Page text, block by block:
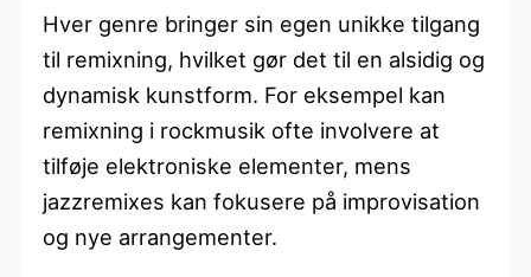
Hver genre bringer sin egen unikke tilgang
til remixning, hvilket gør det til en alsidig og
dynamisk kunstform. For eksempel kan
remixning i rockmusik ofte involvere at
tilføje elektroniske elementer, mens
jazzremixes kan fokusere på improvisation
og nye arrangementer.